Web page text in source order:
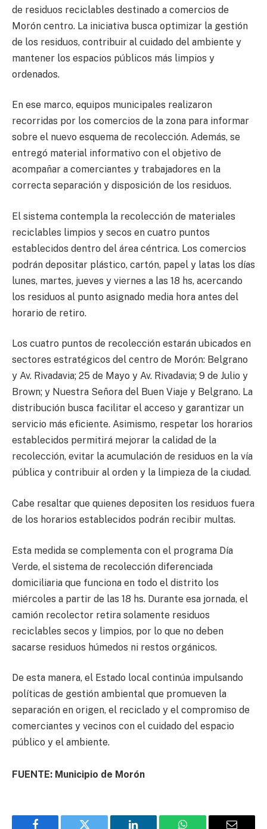
de residuos reciclables destinado a comercios de
Morón centro. La iniciativa busca optimizar la gestión
de los residuos, contribuir al cuidado del ambiente y
mantener los espacios públicos más limpios y
ordenados.
En ese marco, equipos municipales realizaron
recorridas por los comercios de la zona para informar
sobre el nuevo esquema de recolección. Además, se
entregó material informativo con el objetivo de
acompañar a comerciantes y trabajadores en la
correcta separación y disposición de los residuos.
El sistema contempla la recolección de materiales
reciclables limpios y secos en cuatro puntos
establecidos dentro del área céntrica. Los comercios
podrán depositar plástico, cartón, papel y latas los días
lunes, martes, jueves y viernes a las 18 hs, acercando
los residuos al punto asignado media hora antes del
horario de retiro.
Los cuatro puntos de recolección estarán ubicados en
sectores estratégicos del centro de Morón: Belgrano
y Av. Rivadavia; 25 de Mayo y Av. Rivadavia; 9 de Julio y
Brown; y Nuestra Señora del Buen Viaje y Belgrano. La
distribución busca facilitar el acceso y garantizar un
servicio más eficiente. Asimismo, respetar los horarios
establecidos permitirá mejorar la calidad de la
recolección, evitar la acumulación de residuos en la vía
pública y contribuir al orden y la limpieza de la ciudad.
Cabe resaltar que quienes depositen los residuos fuera
de los horarios establecidos podrán recibir multas.
Esta medida se complementa con el programa Día
Verde, el sistema de recolección diferenciada
domiciliaria que funciona en todo el distrito los
miércoles a partir de las 18 hs. Durante esa jornada, el
camión recolector retira solamente residuos
reciclables secos y limpios, por lo que no deben
sacarse residuos húmedos ni restos orgánicos.
De esta manera, el Estado local continúa impulsando
políticas de gestión ambiental que promueven la
separación en origen, el reciclado y el compromiso de
comerciantes y vecinos con el cuidado del espacio
público y el ambiente.
FUENTE: Municipio de Morón